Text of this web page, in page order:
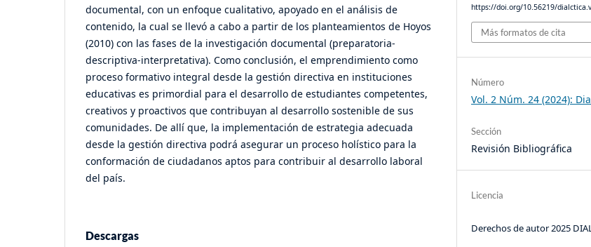
documental, con un enfoque cualitativo, apoyado en el análisis de
contenido, la cual se llevó a cabo a partir de los planteamientos de Hoyos
(2010) con las fases de la investigación documental (preparatoria-
descriptiva-interpretativa). Como conclusión, el emprendimiento como
proceso formativo integral desde la gestión directiva en instituciones
educativas es primordial para el desarrollo de estudiantes competentes,
creativos y proactivos que contribuyan al desarrollo sostenible de sus
comunidades. De allí que, la implementación de estrategia adecuada
desde la gestión directiva podrá asegurar un proceso holístico para la
conformación de ciudadanos aptos para contribuir al desarrollo laboral
del país.
Descargas
https://doi.org/10.56219/
Más formatos de cita
Número
Vol. 2 Núm. 24 (2024):
Sección
Revisión Bibliográfica
Licencia
Derechos de autor 2025